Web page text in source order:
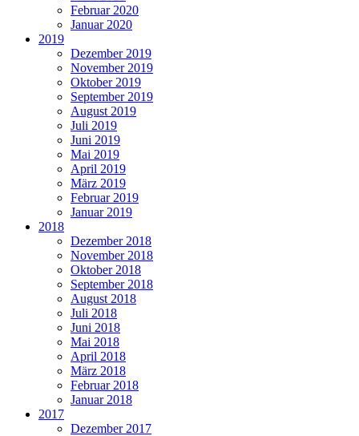
Februar 2020
Januar 2020
2019
Dezember 2019
November 2019
Oktober 2019
September 2019
August 2019
Juli 2019
Juni 2019
Mai 2019
April 2019
März 2019
Februar 2019
Januar 2019
2018
Dezember 2018
November 2018
Oktober 2018
September 2018
August 2018
Juli 2018
Juni 2018
Mai 2018
April 2018
März 2018
Februar 2018
Januar 2018
2017
Dezember 2017